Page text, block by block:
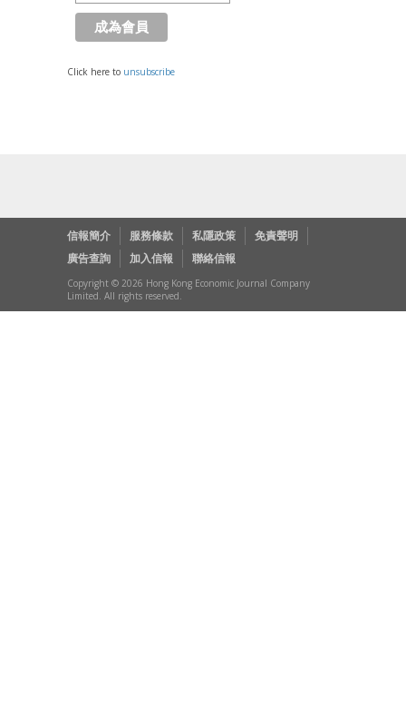
Click here to unsubscribe
信報簡介 服務條款 私隱政策
免責聲明
廣告查詢
加入信報 聯絡信報
Copyright © 2026 Hong Kong Economic Journal Company
Limited. All rights reserved.